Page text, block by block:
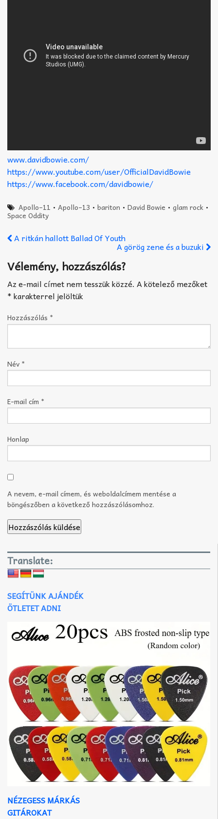
www.davidbowie.com/
https://www.youtube.com/user/OfficialDavidBowie
https://www.facebook.com/davidbowie/
Apollo–11 •Apollo–13 •bariton •David Bowie •glam rock •
Space Oddity
A ritkán hallott Ballad Of Youth
A görög zene és a buzuki
Vélemény, hozzászólás?
Az e-mail címet nem tesszük közzé. A kötelező mezőket
*karakterrel jelöltük
Hozzászólás *
Név *
E-mail cím *
Honlap
A nevem, e-mail címem, és weboldalcímem mentése a
böngészőben a következő hozzászólásomhoz.
Translate:
SEGÍTÜNK AJÁNDÉK
ÖTLETET ADNI
NÉZEGESS MÁRKÁS
GITÁROKAT